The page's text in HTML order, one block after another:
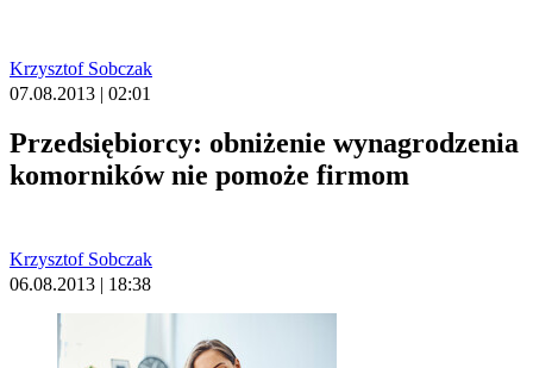
Krzysztof Sobczak
07.08.2013 | 02:01
Przedsiębiorcy: obniżenie wynagrodzenia
komorników nie pomoże firmom
Krzysztof Sobczak
06.08.2013 | 18:38